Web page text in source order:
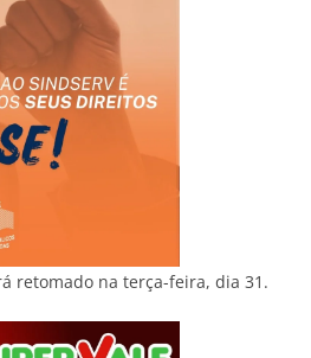
retomado na terça-feira, dia 31.